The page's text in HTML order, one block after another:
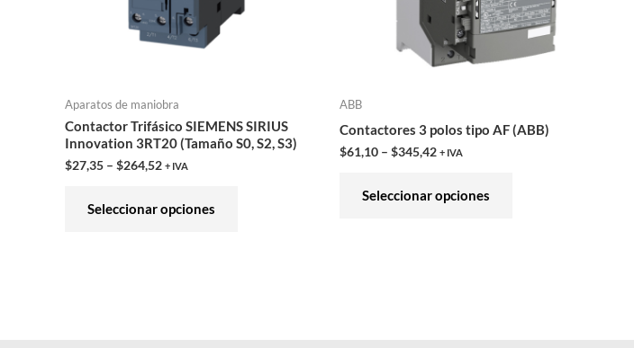
Aparatos de maniobra
Contactor Trifásico SIEMENS SIRIUS
Innovation 3RT20 (Tamaño S0, S2, S3)
$27,35 – $264,52 + IVA
Seleccionar opciones
se
página
ABB
Contactores 3 polos tipo AF (ABB)
$61,10 – $345,42 + IVA
Seleccionar opciones
se
pueden
elegir
página